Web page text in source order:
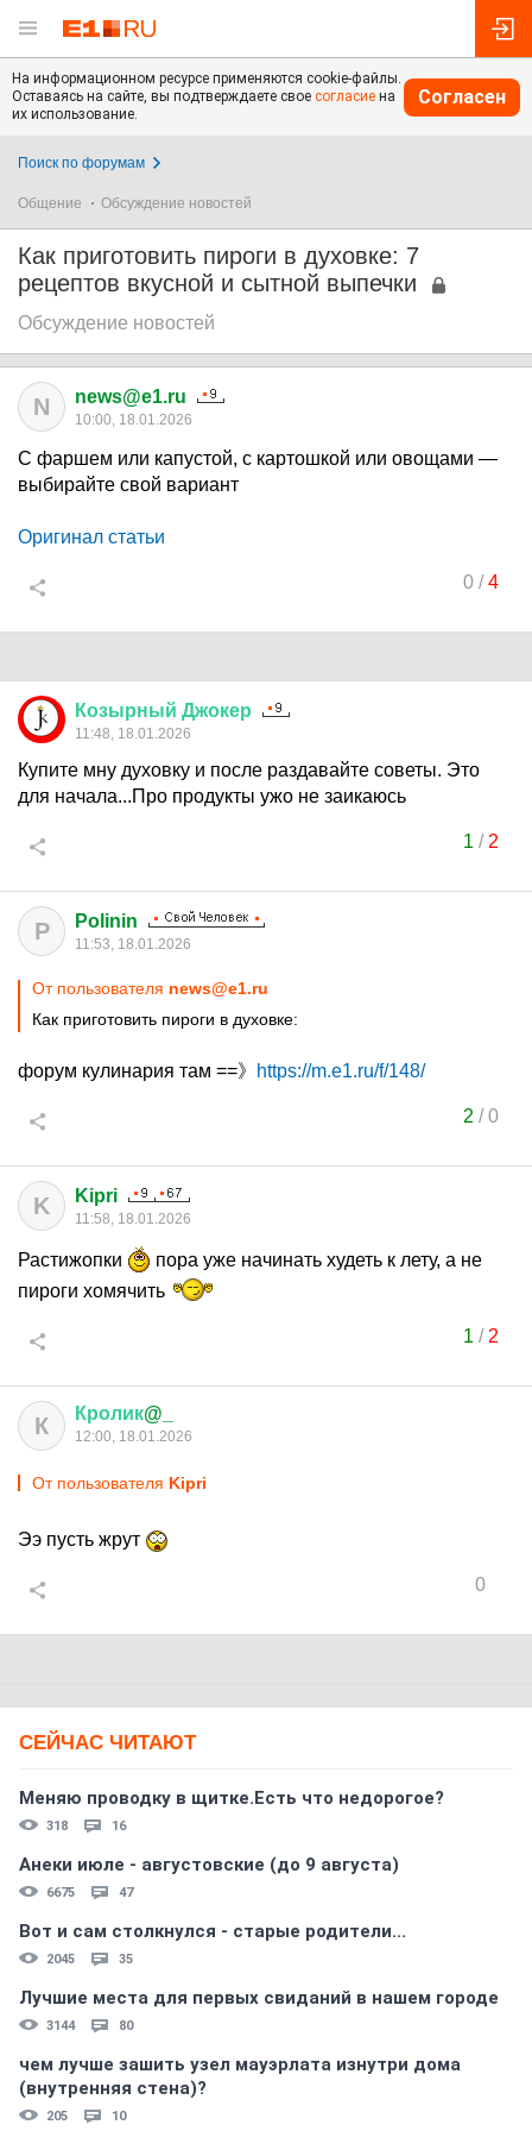
На информационном ресурсе применяются cookie-файлы.
Оставаясь на сайте, вы подтверждаете свое согласие на
их использование.
Согласен
Поиск по форумам
Общение Обсуждение новостей
Как приготовить пироги в духовке: 7
рецептов вкусной и сытной выпечки
Обсуждение новостей
N news@e1.ru
10:00, 18.01.2026
С фаршем или капустой, с картошкой или овощами —
выбирайте свой вариант
Оригинал статьи
0/4
Козырный Джокер
11:48, 18.01.2026
Купите мну духовку и после раздавайте советы. Это
для начала...Про продукты ужо не заикаюсь
1 / 2
P Polinin
11:53, 18.01.2026
От пользователя news@e1.ru
Как приготовить пироги в духовке:
форум кулинария там ==》 https://m.e1.ru/f/148/
2 /0
K Kipri
11:58, 18.01.2026
Растижопки
пора уже начинать худеть к лету, а не
пироги хомячить
1 / 2
К Кролик@_
12:00, 18.01.2026
От пользователя Kipri
Ээ пусть жрут
0
СЕЙЧАС ЧИТАЮТ
Меняю проводку в щитке.Есть что недорогое?
318 16
Анеки июле - августовские (до 9 августа)
6675 47
Вот и сам столкнулся - старые родители...
2045 35
Лучшие места для первых свиданий в нашем городе
3144 80
чем лучше зашить узел мауэрлата изнутри дома
(внутренняя стена)?
205 10